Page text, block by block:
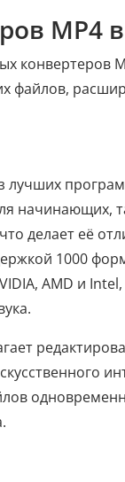
MP4
конвертеров
лучших
начинающих,
делает её
1000
AMD и